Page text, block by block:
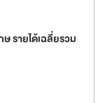
รายได้เฉลี่ยรวม